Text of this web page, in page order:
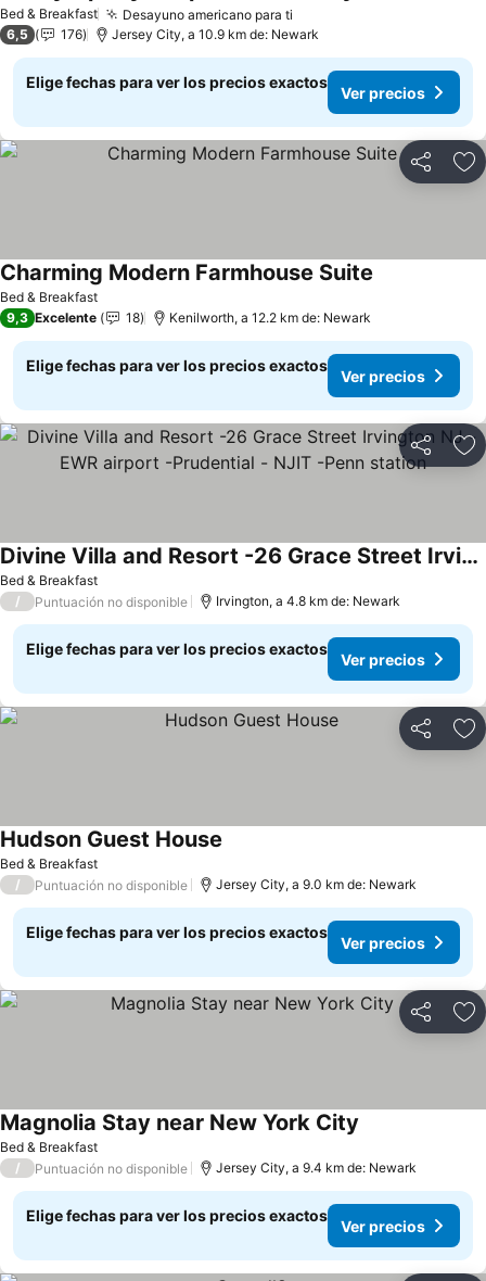
Bed & Breakfast Desayuno americano para ti
6,5 176 Jersey City, a 10.9 km de: Newark
Elige fechas para ver los precios exactos
Ver precios
Compartir
Bed & Breakfast
Charming Modern Farmhouse Suite
9,3 Excelente 18 Kenilworth, a 12.2 km de: Newark
Elige fechas para ver los precios exactos
Ver precios
Compartir
Bed & Breakfast
Divine Villa and Resort -26 Grace Street Irvington NJ -EWR airport -Prudential - NJIT -Penn station
/ Puntuación no disponible Irvington, a 4.8 km de: Newark
Elige fechas para ver los precios exactos
Ver precios
Compartir
Bed & Breakfast
Hudson Guest House
/ Puntuación no disponible Jersey City, a 9.0 km de: Newark
Elige fechas para ver los precios exactos
Ver precios
Compartir
Bed & Breakfast
Magnolia Stay near New York City
/ Puntuación no disponible Jersey City, a 9.4 km de: Newark
Elige fechas para ver los precios exactos
Ver precios